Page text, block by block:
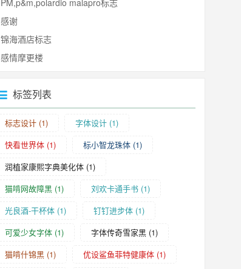
感谢
锦海酒店标志
感情摩更楼
标签列表
标志设计 (1) 字体设计 (1)
快看世界体 (1) 标小智龙珠体 (1)
润植家康熙字典美化体 (1)
猫啃网故障黑 (1) 刘欢卡通手书 (1)
光良酒-干杯体 (1) 钉钉进步体 (1)
可爱少女字体 (1) 字体传奇雪家黑 (1)
猫啃什锦黑 (1) 优设鲨鱼菲特健康体 (1)